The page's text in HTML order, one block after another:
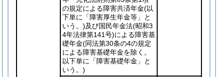
の規定による障害共済年金(以
下単に「障害厚生年金等」と
いう。)及び国民年金法(昭和3
4年法律第141号)による障害基
礎年金(同法第30条の4の規定
による障害基礎年金を除く。
以下単に「障害基礎年金」と
いう。)